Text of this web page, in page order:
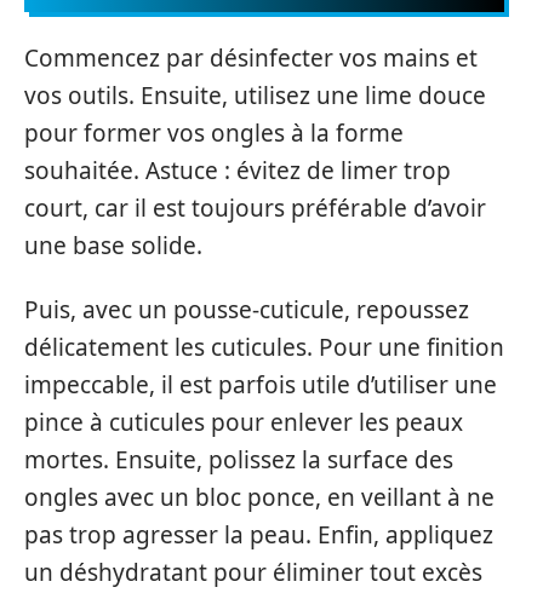
Commencez par désinfecter vos mains et
vos outils. Ensuite, utilisez une lime douce
pour former vos ongles à la forme
souhaitée. Astuce : évitez de limer trop
court, car il est toujours préférable d’avoir
une base solide.
Puis, avec un pousse-cuticule, repoussez
délicatement les cuticules. Pour une finition
impeccable, il est parfois utile d’utiliser une
pince à cuticules pour enlever les peaux
mortes. Ensuite, polissez la surface des
ongles avec un bloc ponce, en veillant à ne
pas trop agresser la peau. Enfin, appliquez
un déshydratant pour éliminer tout excès